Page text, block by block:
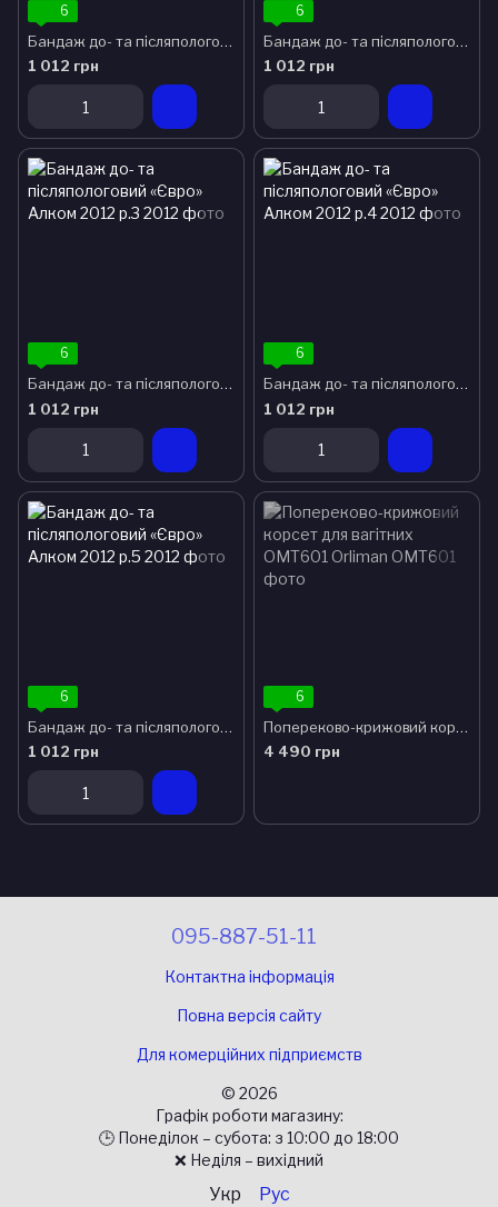
6
Бандаж до- та післяпологовий «Євро» Алком 2012 р.1
1 012 грн
6
Бандаж до- та післяпологовий «Євро» Алком 2012 р.2
1 012 грн
6
Бандаж до- та післяпологовий «Євро» Алком 2012 р.3
1 012 грн
6
Бандаж до- та післяпологовий «Євро» Алком 2012 р.4
1 012 грн
6
Бандаж до- та післяпологовий «Євро» Алком 2012 р.5
1 012 грн
6
Попереково-крижовий корсет для вагітних OMT601 Orliman
4 490 грн
095-887-51-11
Контактна інформація
Повна версія сайту
Для комерційних підприємств
© 2026
Графік роботи магазину:
🕒 Понеділок – субота: з 10:00 до 18:00
❌ Неділя – вихідний
Укр Рус